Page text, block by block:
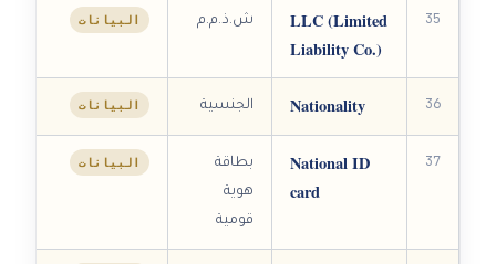
35
LLC (Limited
Liability Co.)
ش.ذ.م.م البيانات
36
Nationality الجنسية البيانات
37
National ID
card
بطاقة
هوية
قومية
البيانات